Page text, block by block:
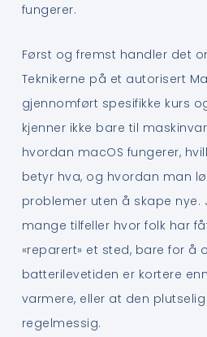
fungerer.
Først og fremst handler det
Teknikerne på et autorisert
gjennomført spesifikke kurs
kjenner ikke bare til
hvordan macOS fungerer,
betyr hva, og hvordan man
problemer uten å skape nye.
mange tilfeller hvor folk har
«reparert» et sted, bare for å
batterilevetiden er kortere
varmere, eller at den
regelmessig.